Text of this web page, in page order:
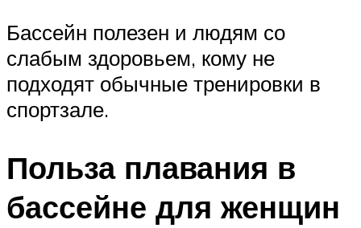
Бассейн полезен и людям со
слабым здоровьем, кому не
подходят обычные тренировки в
спортзале.
Польза плавания в
бассейне для женщин